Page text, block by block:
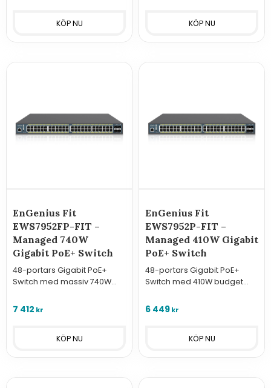
EnGenius Fit
EWS7952FP-FIT –
Managed 740W
Gigabit PoE+ Switch
48-portars Gigabit PoE+
Switch med massiv 740W
Layer 2+ hantering via moln
7 412 kr
EnGenius Fit
EWS7952P-FIT –
Managed 410W Gigabit
PoE+ Switch
48-portars Gigabit PoE+
Switch med 410W budget
hantering via moln eller
6 449kr